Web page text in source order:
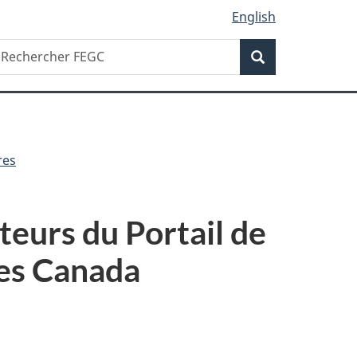
English
Recherche
du Portail de
Canada